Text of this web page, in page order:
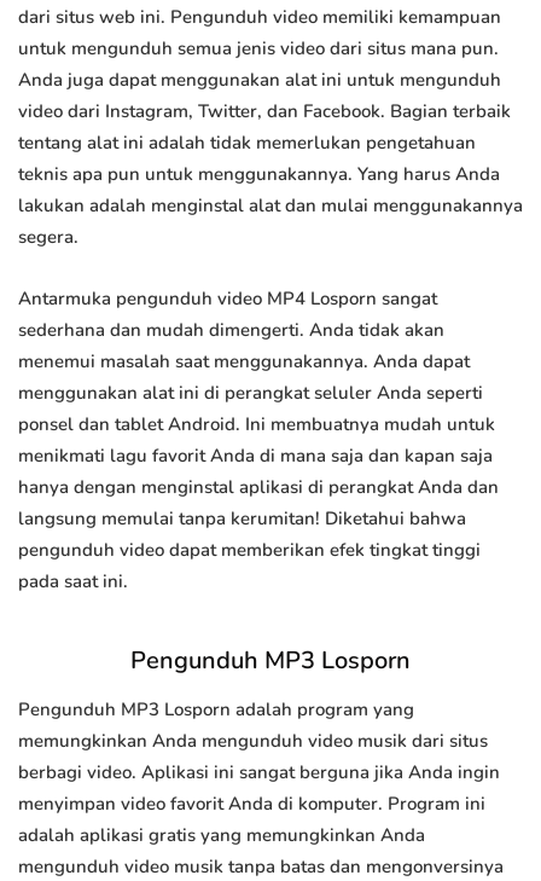
dari situs web ini. Pengunduh video memiliki kemampuan
untuk mengunduh semua jenis video dari situs mana pun.
Anda juga dapat menggunakan alat ini untuk mengunduh
video dari Instagram, Twitter, dan Facebook. Bagian terbaik
tentang alat ini adalah tidak memerlukan pengetahuan
teknis apa pun untuk menggunakannya. Yang harus Anda
lakukan adalah menginstal alat dan mulai menggunakannya
segera.
Antarmuka pengunduh video MP4 Losporn sangat
sederhana dan mudah dimengerti. Anda tidak akan
menemui masalah saat menggunakannya. Anda dapat
menggunakan alat ini di perangkat seluler Anda seperti
ponsel dan tablet Android. Ini membuatnya mudah untuk
menikmati lagu favorit Anda di mana saja dan kapan saja
hanya dengan menginstal aplikasi di perangkat Anda dan
langsung memulai tanpa kerumitan! Diketahui bahwa
pengunduh video dapat memberikan efek tingkat tinggi
pada saat ini.
Pengunduh MP3 Losporn
Pengunduh MP3 Losporn adalah program yang
memungkinkan Anda mengunduh video musik dari situs
berbagi video. Aplikasi ini sangat berguna jika Anda ingin
menyimpan video favorit Anda di komputer. Program ini
adalah aplikasi gratis yang memungkinkan Anda
mengunduh video musik tanpa batas dan mengonversinya